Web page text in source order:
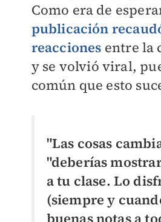
Como era de
publicación
reacciones entre la
y se volvió viral,
común que esto
"Las cosas
"deberías
a tu clase. Lo
(siempre y